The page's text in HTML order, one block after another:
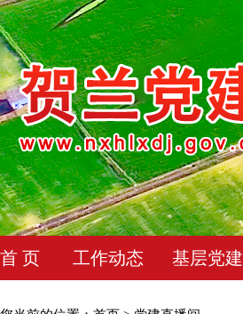
首 页 工作动态 基层党建